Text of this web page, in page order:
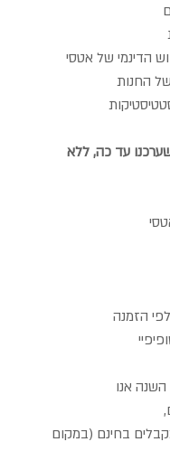
הדינמי של אטסי
החנות
שערכנו עד כה, ללא
אנו
בחינם (במקום